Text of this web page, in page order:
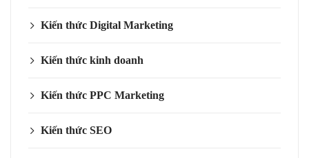
Kiến thức Digital Marketing
Kiến thức kinh doanh
Kiến thức PPC Marketing
Kiến thức SEO